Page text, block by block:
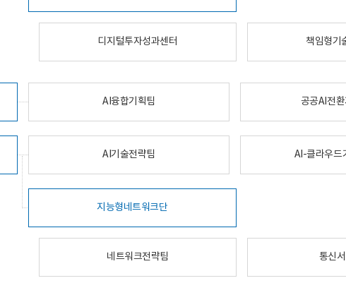
디지털투자성과센터 책임형기
AI융합기획팀 공공AI전
AI기술전략팀 AI-클라우드
지능형네트워크단
네트워크전략팀 통신